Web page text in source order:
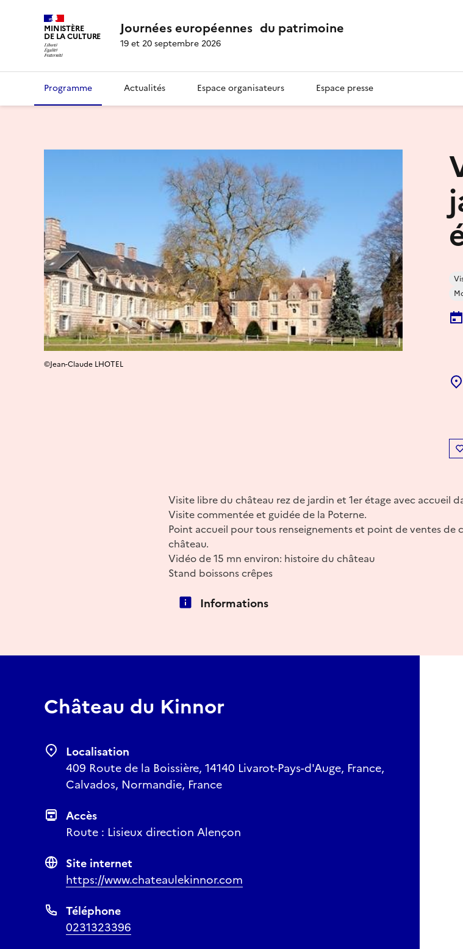
MINISTÈRE
DE LA CULTURE Journées européennes du patrimoine
19 et 20 septembre 2026
Programme Actualités Espace organisateurs Espace presse
©Jean-Claude LHOTEL
Visite libre du château rez de jardin et 1er étage avec accueil
Visite commentée et guidée de la Poterne.
Point accueil pour tous renseignements et point de ventes de
château.
Vidéo de 15 mn environ: histoire du château
Stand boissons crêpes
Informations
Château du Kinnor
Localisation
409 Route de la Boissière, 14140 Livarot-Pays-d'Auge, France,
Calvados, Normandie, France
Accès
Route : Lisieux direction Alençon
Site internet
https://www.chateaulekinnor.com
Téléphone
0231323396